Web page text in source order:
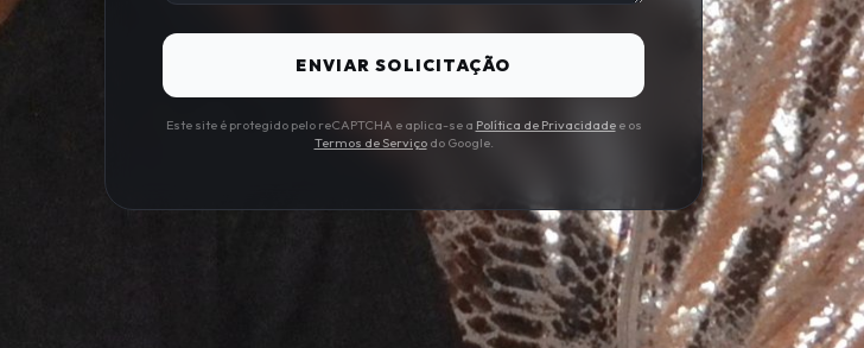
ENVIAR SOLICITAÇÃO
Este site é protegido pelo reCAPTCHA e aplica-se a Política de Privacidadee os
Termos de Serviçodo Google.